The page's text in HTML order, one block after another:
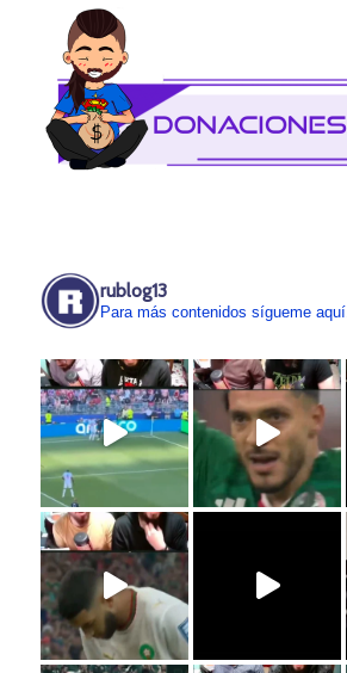
rublog13
Para más contenidos sígueme aquí.